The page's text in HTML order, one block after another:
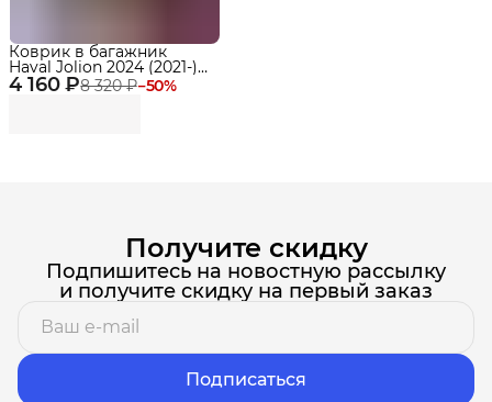
4 160 ₽8 320 ₽−50%
Коврик в багажник
Haval Jolion 2024 (2021-)
2WD - 4WD, Хавал
Джолион с бортами и
Получите скидку
Подпишитесь на новостную рассылку
и получите скидку на первый заказ
Подписаться